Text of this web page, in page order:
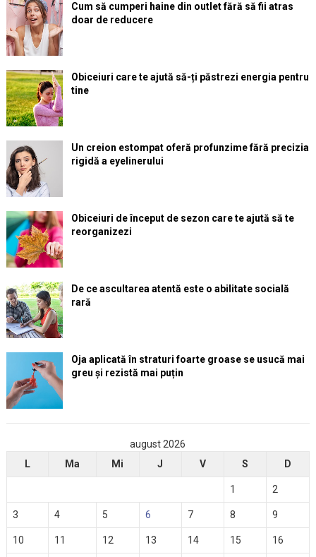
Cum să cumperi haine din outlet fără să fii atras
doar de reducere
Obiceiuri care te ajută să-ți păstrezi energia pentru
tine
Un creion estompat oferă profunzime fără precizia
rigidă a eyelinerului
Obiceiuri de început de sezon care te ajută să te
reorganizezi
De ce ascultarea atentă este o abilitate socială
rară
Oja aplicată în straturi foarte groase se usucă mai
greu și rezistă mai puțin
august 2026
L
Ma Mi J V S D
1 2
3 4 5 6 7 8 9
10 11 12 13 14 15 16